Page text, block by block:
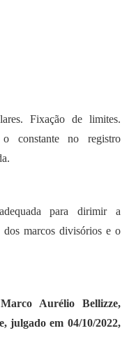
Fixação de limites.
constante no registro
para dirimir a
dos marcos divisórios e o
Aurélio Bellizze,
julgado em 04/10/2022,